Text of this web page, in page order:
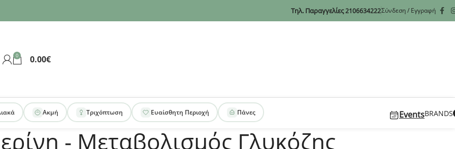
Τηλ. Παραγγελίες2106634222Σύνδεση / Εγγραφή
0 0.00€
Ακμή Τριχόπτωση Ευαίσθητη Περιοχή Πάνες EventsBRANDS
- Μεταβολισμός Γλυκόζης